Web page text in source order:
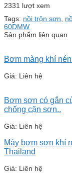
2331 lượt xem
Tags: nồi trộn sơn
60DMW
Sản phẩm liên quan
Bơm màng khí
Giá: Liên hệ
Bơm sơn có gắn
chống cặn sơn..
Giá: Liên hệ
Máy bơm sơn khí
Thailand
Giá: Liên hệ